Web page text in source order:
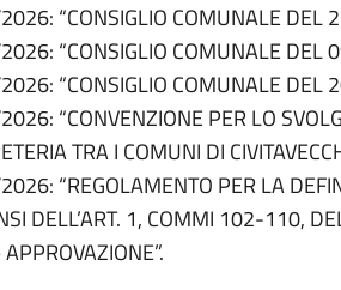
“CONSIGLIO COMUNALE
“CONSIGLIO COMUNALE
“CONSIGLIO COMUNALE
“CONVENZIONE PER LO
TRA I COMUNI DI
“REGOLAMENTO PER LA
DELL’ART. 1, COMMI 102-110,